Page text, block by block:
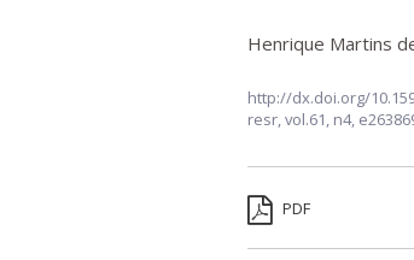
Henrique Martins
http://dx.doi.org/
resr,vol.61, n4,
PDF